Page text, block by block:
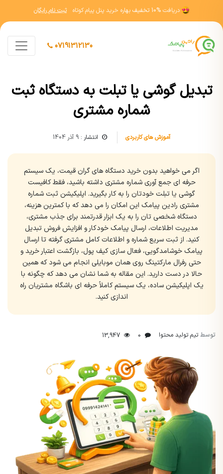
دریافت 10% تخفیف بهاره خرید پنل پیام کوتاه ثبت نام رایگان
07191312130
تبدیل گوشی یا تبلت به دستگاه ثبت
شماره مشتری
آموزش های کاربردی انتشار : 9 آذر 1404
اگر می خواهید بدون خرید دستگاه های گران قیمت، یک سیستم
حرفه ای جمع آوری شماره مشتری داشته باشید، فقط کافیست
گوشی یا تبلت خودتان را به کار بگیرید. اپلیکیشن ثبت شماره
مشتری رادین پیامک این امکان را می دهد که با کمترین هزینه،
دستگاه شخصی تان را به یک ابزار قدرتمند برای جذب مشتری،
مدیریت اطلاعات، ارسال پیامک خودکار و افزایش فروش تبدیل
کنید. از ثبت سریع شماره و اطلاعات کامل مشتری گرفته تا ارسال
پیامک خوشامدگویی، فعال سازی کیف پول، بازگشت اعتبار خرید و
حتی رفرال مارکتینگ روی همان موبایلی انجام می شود که همین
حالا در دست دارید. این مقاله به شما نشان می دهد که چگونه با
یک اپلیکیشن ساده، یک سیستم کاملاً حرفه ای باشگاه مشتریان راه
اندازی کنید.
توسطتیم تولید محتوا 0
13,947